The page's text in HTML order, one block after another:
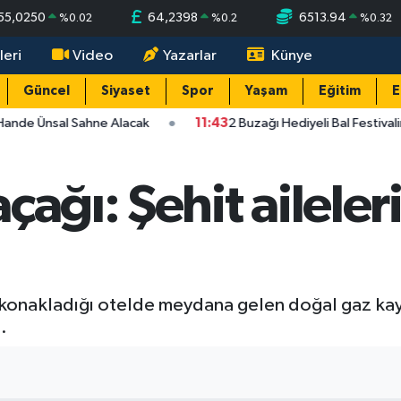
%0.02 64,2398 %0.2 6513.94 %0.32
Video Yazarlar Künye
Güncel Siyaset Spor Yaşam Eğitim
Ünsal Sahne Alacak 11:432 Buzağı Hediyeli Bal
Şehit
otelde meydana gelen doğal gaz